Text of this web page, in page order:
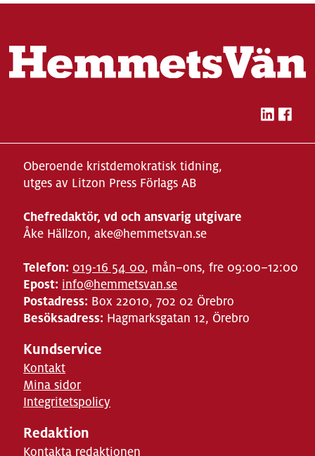
Oberoende kristdemokratisk tidning,
utges av Litzon Press Förlags AB
Chefredaktör, vd och ansvarig utgivare
Åke Hällzon, ake@hemmetsvan.se
Telefon: 019-16 54 00, mån–ons, fre 09:00–12:00
Epost: info@hemmetsvan.se
Postadress: Box 22010, 702 02 Örebro
Besöksadress: Hagmarksgatan 12, Örebro
Kundservice
Kontakt
Mina sidor
Integritetspolicy
Redaktion
Kontakta redaktionen